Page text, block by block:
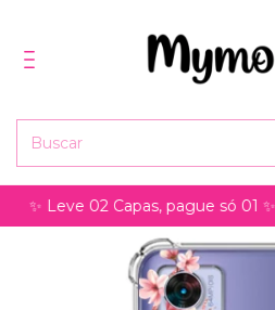
✨ Leve 02 Capas, pague só 01